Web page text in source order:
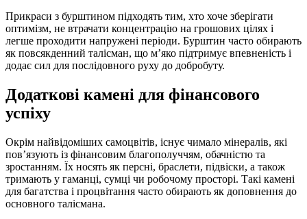
Прикраси з бурштином підходять тим, хто хоче зберігати
оптимізм, не втрачати концентрацію на грошових цілях і
легше проходити напружені періоди. Бурштин часто обирають
як повсякденний талісман, що м’яко підтримує впевненість і
додає сил для послідовного руху до добробуту.
Додаткові камені для фінансового
успіху
Окрім найвідоміших самоцвітів, існує чимало мінералів, які
пов’язують із фінансовим благополуччям, обачністю та
зростанням. Їх носять як персні, браслети, підвіски, а також
тримають у гаманці, сумці чи робочому просторі. Такі камені
для багатства і процвітання часто обирають як доповнення до
основного талісмана.